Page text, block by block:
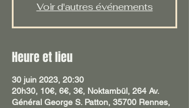
Voir d'autres événements
Heure et lieu
30 juin 2023, 20:30
20h30, 10€, 6€, 3€, Noktambül, 264 Av.
Général George S. Patton, 35700 Rennes,